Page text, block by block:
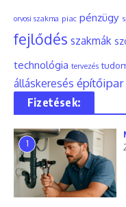
orvosi szakma piac pénzügy
fejlődés szakmák
technológia tervezés
álláskeresés építőipar
Fizetések:
1